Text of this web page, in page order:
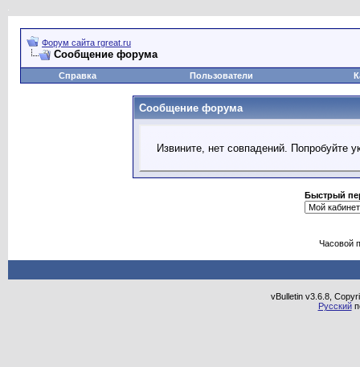
Форум сайта rgreat.ru
Сообщение форума
Справка Пользователи
Сообщение форума
Извините, нет совпадений. Попробуйте
Быстрый
Часовой
vBulletin v3.6.8,
Русский